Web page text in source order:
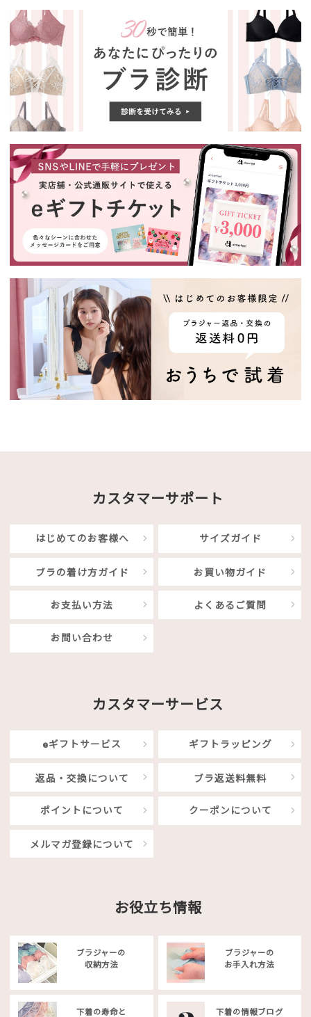
カスタマーサポート
はじめてのお客様へ サイズガイド
ブラの着け方ガイド お買い物ガイド
お支払い方法 よくあるご質問
お問い合わせ
カスタマーサービス
eギフトサービス ギフトラッピング
返品・交換について ブラ返送料無料
ポイントについて クーポンについて
メルマガ登録について
お役立ち情報
ブラジャーの
収納方法
ブラジャーの
お手入れ方法
下着の寿命と 下着の情報ブログ